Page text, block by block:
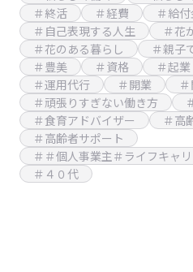
＃終活
＃経費
＃給
＃自己表現する人生
＃花
＃花のある暮らし
＃親子
＃豊美
＃資格 ＃起業
＃運用代行
＃開業
＃頑張りすぎない働き方
＃食育アドバイザー
＃高
＃高齢者サポート
＃＃個人事業主＃ライフキャ
＃４０代